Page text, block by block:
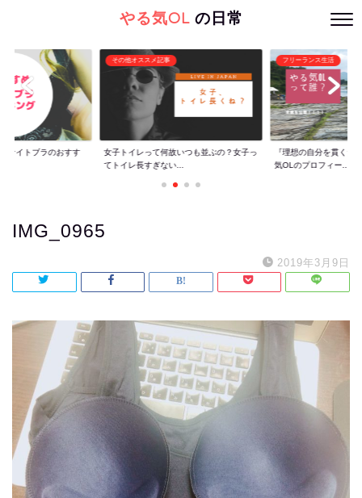
やる気OLの日常
ナイトブラのおすす
その他オススメ記事
女子トイレって何故いつも並ぶの？女子っ
てトイレ長すぎない...
フリーランス生活
『理想の自分を貫くた
気OLのプロフィー...
IMG_0965
2019年3月9日